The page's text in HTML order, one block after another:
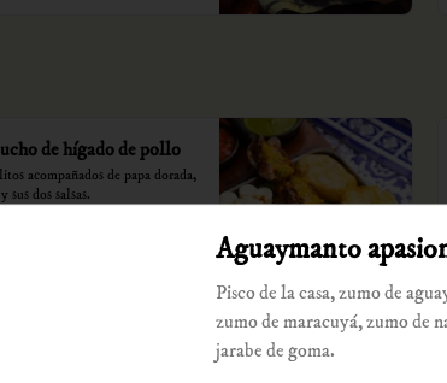
de hígado de pollo
acompañados de papa dorada,
sus dos salsas.
Aguaymanto
Pisco de la casa, zumo de
zumo de maracuyá, zumo de
jarabe de goma.